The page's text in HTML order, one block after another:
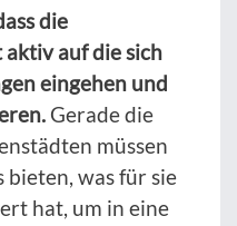
die
auf die sich
eingehen und
Gerade die
müssen
was für sie
hat, um in eine